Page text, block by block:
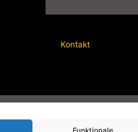
Funktionale
Kontakt